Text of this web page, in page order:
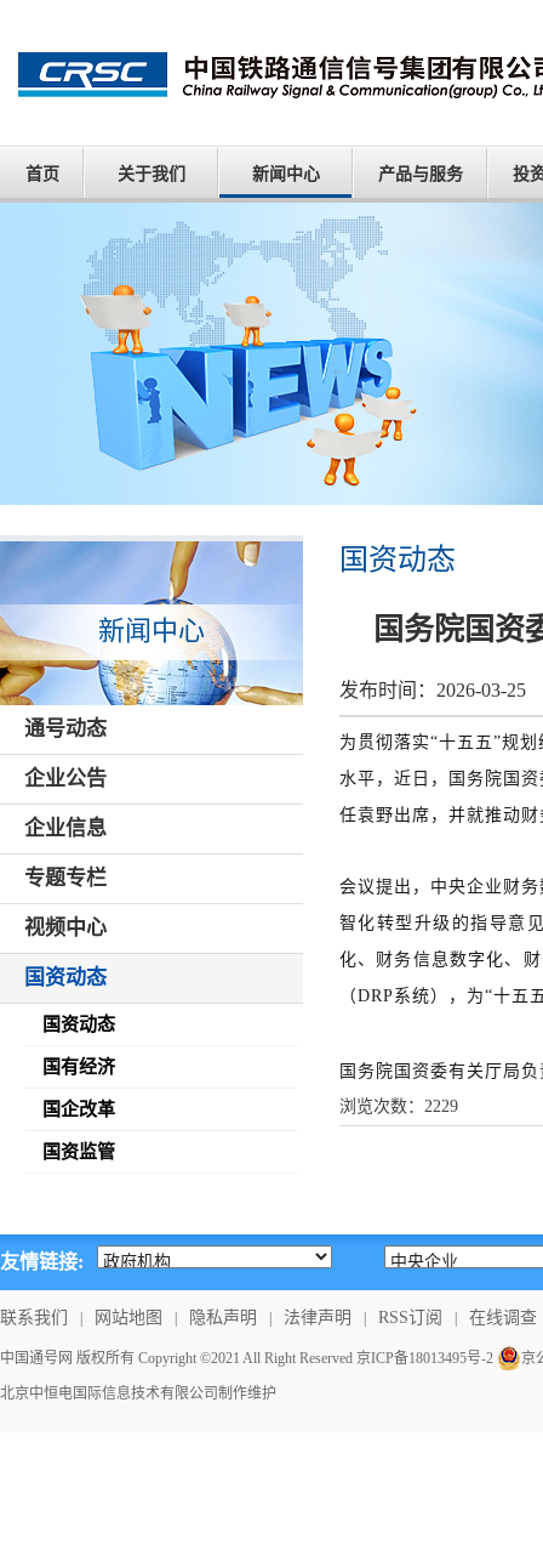
首页 关于我们 新闻中心 产品与服务 投
新闻中心
通号动态
企业公告
企业信息
专题专栏
视频中心
国资动态
国资动态
国有经济
国企改革
国资监管
国资动态
国务院国资
发布时间： 2026-03-25
为贯彻落实“十五五”规
水平，近日，国务院国
任袁野出席，并就推动
会议提出，中央企业财
智化转型升级的指导意
化、财务信息数字化、
（DRP系统），为“十
国务院国资委有关厅局
浏览次数： 2229
友情链接:
联系我们 网站地图 隐私声明 法律声明 RSS订阅 在线调查
中国通号网 版权所有 Copyright ©2021 All Right Reserved 京ICP备18013495号-2 京
北京中恒电国际信息技术有限公司 制作维护